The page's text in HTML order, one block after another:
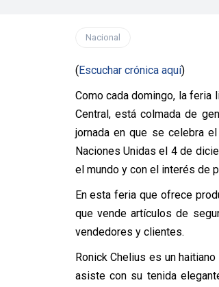
Nacional
(Escuchar crónica aquí)
Como cada domingo, la feria
Central, está colmada de
jornada en que se celebra
Naciones Unidas el 4 de
el mundo y con el interés de
En esta feria que ofrece
que vende artículos de
vendedores y clientes.
Ronick Chelius es un
asiste con su tenida